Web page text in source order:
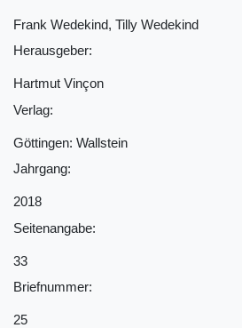
Frank Wedekind, Tilly Wedekind
Herausgeber:
Hartmut Vinçon
Verlag:
Göttingen: Wallstein
Jahrgang:
2018
Seitenangabe:
33
Briefnummer:
25